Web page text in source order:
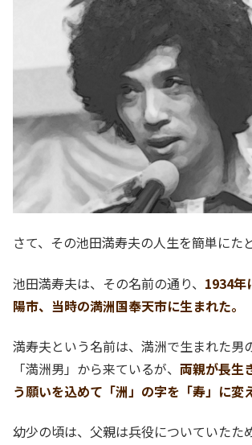
さて、その池田満寿夫の人生を簡単にた
池田満寿夫は、その名前の通り、 1934年
陽市、当時の満洲国奉天市に生まれた。
満寿夫という名前は、満洲で生まれた男
「満洲男」から来ているが、 両親が長生
う願いを込めて「洲」の字を「寿」に変
幼少の頃は、父親は兵役についていたた